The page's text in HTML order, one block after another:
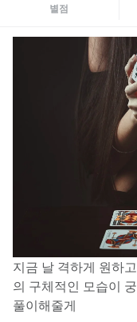
별점
지금 날 격하게 원하
의 구체적인 모습이
풀이해줄게